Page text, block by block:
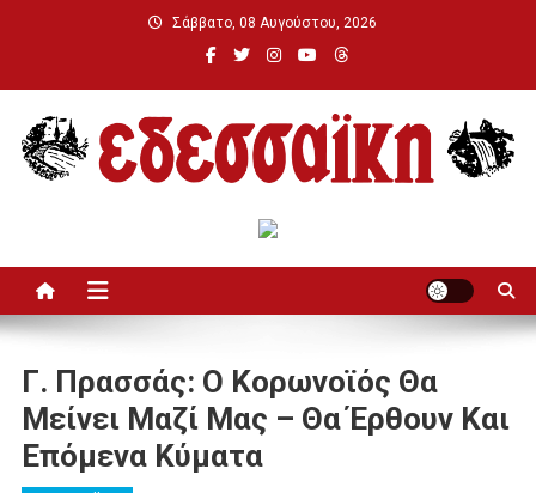
Σάββατο, 08 Αυγούστου, 2026
Γ. Πρασσάς: Ο Κορωνοϊός Θα
Μείνει Μαζί Μας – Θα Έρθουν Και
Επόμενα Κύματα